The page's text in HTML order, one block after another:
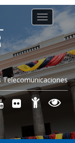
Telecomunicaciones
Toggle
navigation